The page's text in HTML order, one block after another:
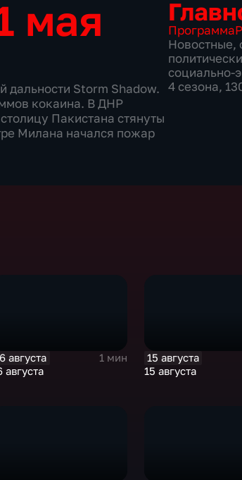
мая
дальности Storm Shadow.
кокаина. В ДНР
Пакистана стянуты
Милана начался пожар
Программа
Новостные,
социально-
4 сезона,
августа
1 мин
августа
15 августа
15 августа